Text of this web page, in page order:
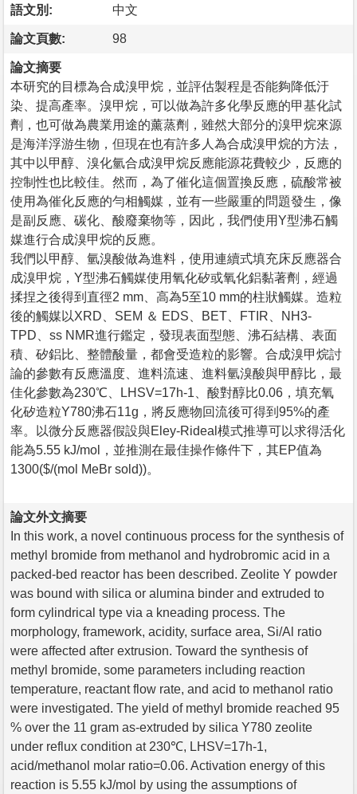
語文別: 中文
論文頁數: 98
論文摘要
本研究的目標為合成溴甲烷，並評估製程是否能夠降低汙
染、提高產率。溴甲烷，可以做為許多化學反應的甲基化試
劑，也可做為農業用途的薰蒸劑，雖然大部分的溴甲烷來源
是海洋浮游生物，但現在也有許多人為合成溴甲烷的方法，
其中以甲醇、溴化氫合成溴甲烷反應能源花費較少，反應的
控制性也比較佳。然而，為了催化這個置換反應，硫酸常被
使用為催化反應的勻相觸媒，並有一些嚴重的問題發生，像
是副反應、碳化、酸廢棄物等，因此，我們使用Y型沸石觸
媒進行合成溴甲烷的反應。
我們以甲醇、氫溴酸做為進料，使用連續式填充床反應器合
成溴甲烷，Y型沸石觸媒使用氧化矽或氧化鋁黏著劑，經過
揉捏之後得到直徑2 mm、高為5至10 mm的柱狀觸媒。造粒
後的觸媒以XRD、SEM ＆ EDS、BET、FTIR、NH3-
TPD、ss NMR進行鑑定，發現表面型態、沸石結構、表面
積、矽鋁比、整體酸量，都會受造粒的影響。合成溴甲烷討
論的參數有反應溫度、進料流速、進料氫溴酸與甲醇比，最
佳化參數為230℃、LHSV=17h-1、酸對醇比0.06，填充氧
化矽造粒Y780沸石11g，將反應物回流後可得到95%的產
率。以微分反應器假設與Eley-Rideal模式推導可以求得活化
能為5.55 kJ/mol，並推測在最佳操作條件下，其EP值為
1300($/(mol MeBr sold))。
論文外文摘要
In this work, a novel continuous process for the synthesis of
methyl bromide from methanol and hydrobromic acid in a
packed-bed reactor has been described. Zeolite Y powder
was bound with silica or alumina binder and extruded to
form cylindrical type via a kneading process. The
morphology, framework, acidity, surface area, Si/Al ratio
were affected after extrusion. Toward the synthesis of
methyl bromide, some parameters including reaction
temperature, reactant flow rate, and acid to methanol ratio
were investigated. The yield of methyl bromide reached 95
% over the 11 gram as-extruded by silica Y780 zeolite
under reflux condition at 230℃, LHSV=17h-1,
acid/methanol molar ratio=0.06. Activation energy of this
reaction is 5.55 kJ/mol by using the assumptions of